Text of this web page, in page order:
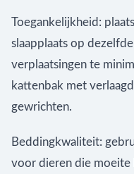
Toegankelijkheid:
slaapplaats op
verplaatsingen te
kattenbak met
gewrichten.
Beddingkwaliteit:
voor dieren die moeite